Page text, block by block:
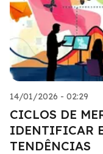
14/01/2026 - 02:29
CICLOS DE
IDENTIFICAR
TENDÊNCIAS